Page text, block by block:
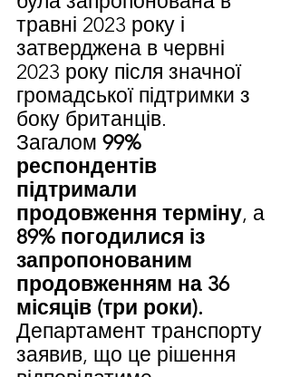
травні 2023 року і
затверджена в червні
2023 року після значної
громадської підтримки з
боку британців.
Загалом 99%
респондентів
підтримали
продовження терміну, а
89% погодилися із
запропонованим
продовженням на 36
місяців (три роки).
Департамент транспорту
заявив, що це рішення